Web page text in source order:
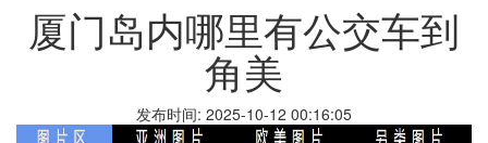
厦门岛内哪里有公交车到
角美
发布时间: 2025-10-12 00:16:05